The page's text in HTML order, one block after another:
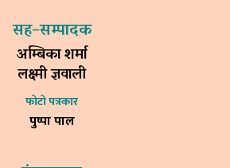
सह–सम्पादक
अम्बिका शर्मा
लक्ष्मी ज्ञवाली
फोटो पत्रकार
पुष्पा पाल